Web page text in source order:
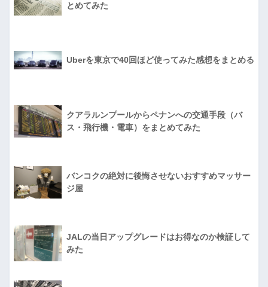
とめてみた
Uberを東京で40回ほど使ってみた感想をまとめる
クアラルンプールからペナンへの交通手段（バ
ス・飛行機・電車）をまとめてみた
バンコクの絶対に後悔させないおすすめマッサー
ジ屋
JALの当日アップグレードはお得なのか検証して
みた